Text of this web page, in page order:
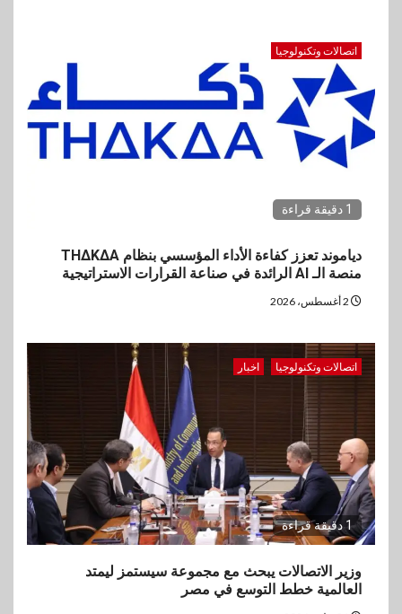
اتصالات وتكنولوجيا
1 دقيقة قراءة
دياموند تعزز كفاءة الأداء المؤسسي بنظام THΔKΔA
منصة الـ AI الرائدة في صناعة القرارات الاستراتيجية
اتصالات وتكنولوجيا اخبار
1 دقيقة قراءة
وزير الاتصالات يبحث مع مجموعة سيستمز ليمتد
العالمية خطط التوسع في مصر